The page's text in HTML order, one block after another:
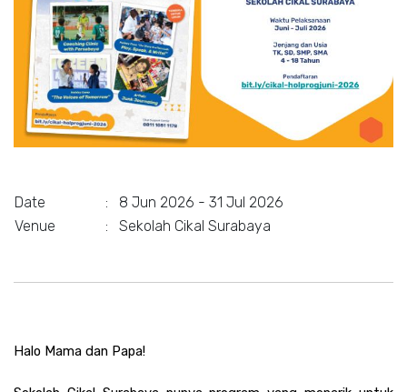
Date :
8 Jun 2026 - 31 Jul 2026
Venue
: Sekolah Cikal Surabaya
Halo Mama dan Papa!